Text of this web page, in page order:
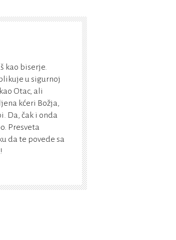
kao biserje.
u sigurnoj
Otac, ali
kćeri Božja,
Da, čak i onda
Presveta
da te povede sa